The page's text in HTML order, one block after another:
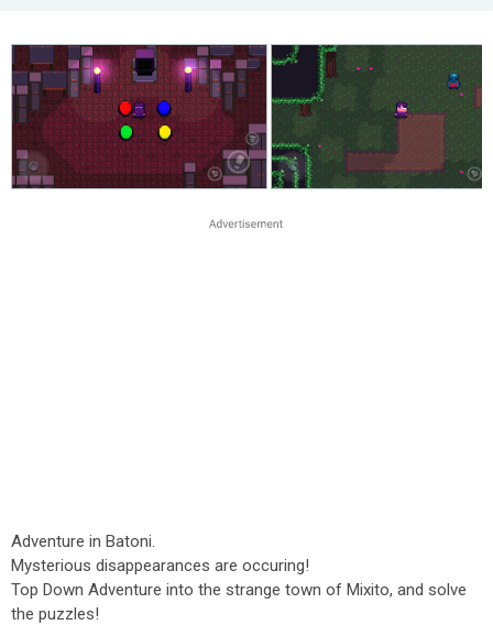
Adventure in Batoni.
Mysterious disappearances are occuring!
Top Down Adventure into the strange town of Mixito, and solve
the puzzles!